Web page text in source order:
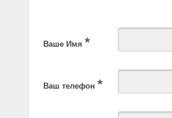
Ваше Имя *
Ваш телефон *